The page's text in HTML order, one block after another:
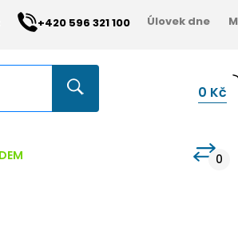
+420 596 321 100 Úlovek dne
0 Kč
0